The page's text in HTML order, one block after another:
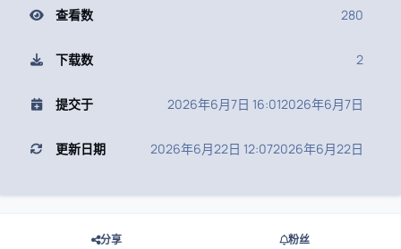
查看数 280
下载数 2
提交于 2026年6月7日 16:012026年6月7日
更新日期 2026年6月22日 12:072026年6月22日
分享 粉丝